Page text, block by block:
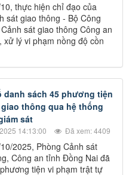
thực hiện chỉ đạo của
sát giao thông - Bộ Công
sát giao thông Công an
lý vi phạm nồng độ cồn
danh sách 45 phương tiện
thông qua hệ thống
sát
14:13:00 Đã xem: 4409
2025, Phòng Cảnh sát
Công an tỉnh Đồng Nai đã
tiện vi phạm trật tự